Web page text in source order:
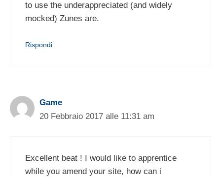
to use the underappreciated (and widely
mocked) Zunes are.
Rispondi
Game
20 Febbraio 2017 alle 11:31 am
Excellent beat ! I would like to apprentice
while you amend your site, how can i